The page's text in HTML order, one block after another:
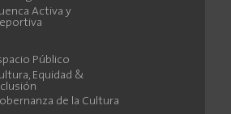
Activa y
Público
Equidad &
de la Cultura